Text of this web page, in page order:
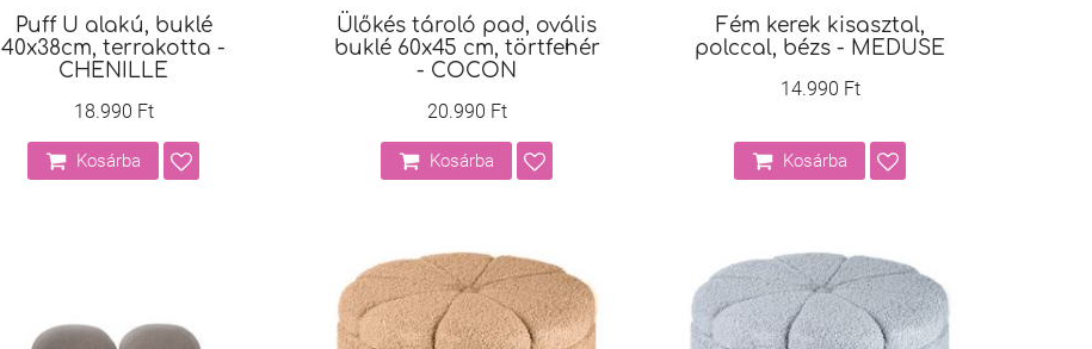
Puff U alakú, buklé
40x38cm, terrakotta -
CHENILLE
18.990 Ft
Kosárba
Ülőkés tároló pad, ovális
buklé 60x45 cm, törtfehér
- COCON
20.990 Ft
Kosárba
Fém kerek kisasztal,
polccal, bézs - MEDUSE
14.990 Ft
Kosárba